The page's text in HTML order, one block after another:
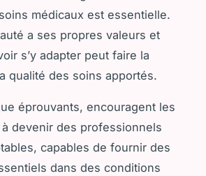
médicaux est essentielle.
a ses propres valeurs et
s’y adapter peut faire la
qualité des soins apportés.
éprouvants, encouragent les
devenir des professionnels
capables de fournir des
dans des conditions